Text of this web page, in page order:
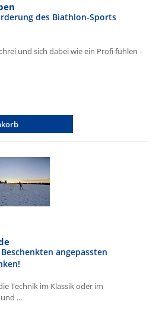
des Biathlon-Sports
und sich dabei wie ein Profi fühlen -
angepassten
Technik im Klassik oder im
...